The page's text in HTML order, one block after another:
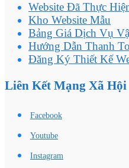
Website Đã Thực
Kho Website Mẫu
Bảng Giá Dịch Vụ
Hướng Dẫn Thanh
Đăng Ký Thiết Kế
Liên Kết Mạng Xã Hội
Facebook
Youtube
Instagram